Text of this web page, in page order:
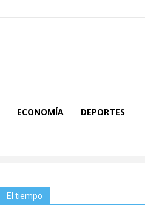
ECONOMÍA DEPORTES
El tiempo